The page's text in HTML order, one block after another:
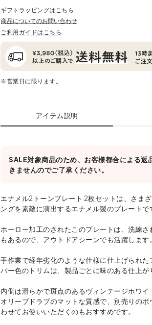
ギフトラッピングはこちら
商品についてのお問い合わせ
ご利用ガイドはこちら
※営業日に限ります。
アイテム説明
SALE対象商品のため、お客様都合による返
きませんのでご了承ください。
エナメル2トーンプレート 2枚セットは、さま
ングを素敵に演出するエナメル製のプレートで
ホーロー加工のされたこのプレートは、洗練
もあるので、アウトドアシーンでも活躍します。
手作業で経年劣化のような仕様に仕上げられた
パー色のトリムは、製品ごとに味のある仕上が
内側は滑らかで斑点のあるヴィンテージホワ
オリーブドラブのマットな質感で、別売りの
わせてお使いいただくのもおすすめです。